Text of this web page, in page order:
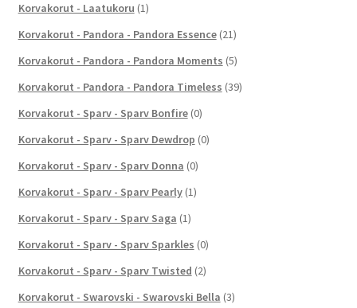
Korvakorut - Laatukoru (1)
Korvakorut - Pandora - Pandora Essence (21)
Korvakorut - Pandora - Pandora Moments (5)
Korvakorut - Pandora - Pandora Timeless (39)
Korvakorut - Sparv - Sparv Bonfire (0)
Korvakorut - Sparv - Sparv Dewdrop (0)
Korvakorut - Sparv - Sparv Donna (0)
Korvakorut - Sparv - Sparv Pearly (1)
Korvakorut - Sparv - Sparv Saga (1)
Korvakorut - Sparv - Sparv Sparkles (0)
Korvakorut - Sparv - Sparv Twisted (2)
Korvakorut - Swarovski - Swarovski Bella (3)